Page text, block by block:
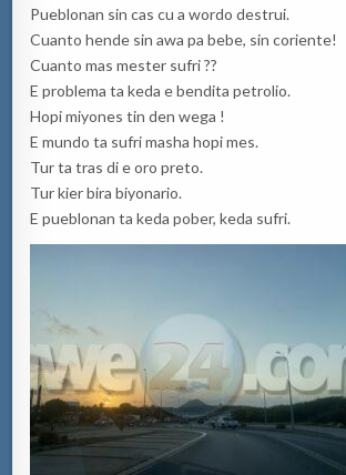
Pueblonan sin cas cu a wordo destrui.
Cuanto hende sin awa pa bebe, sin coriente!
Cuanto mas mester sufri ??
E problema ta keda e bendita petrolio.
Hopi miyones tin den wega !
E mundo ta sufri masha hopi mes.
Tur ta tras di e oro preto.
Tur kier bira biyonario.
E pueblonan ta keda pober, keda sufri.